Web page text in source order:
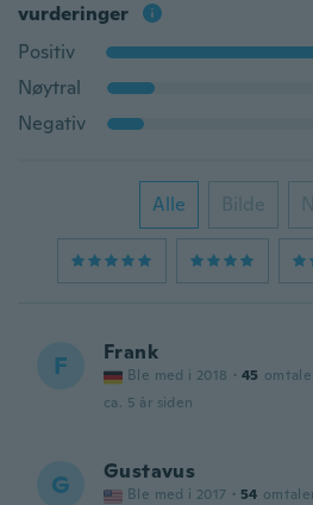
vurderinger
Positiv
Nøytral
Negativ
Alle Bilde
F Frank
Ble med i 2018 · 45
ca. 5 år siden
G Gustavus
Ble med i 2017 · 54